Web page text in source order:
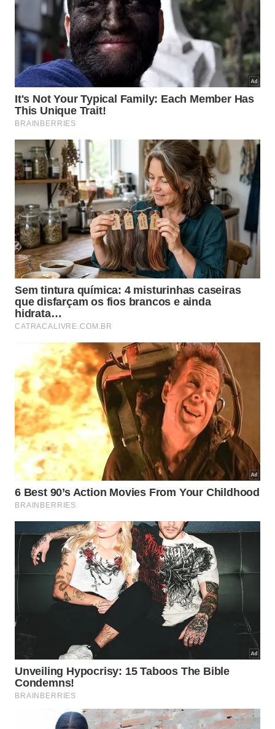
3) Faça pausas ativas para
descansar
Pausas curtas durante o dia podem parecer perda
de tempo, mas, na verdade, melhoram o
desempenho. Conforme a Time Hack Hero,
concentração em até 15%, especialmente em tarefas
cognitivamente exigentes. Esses intervalos ajudam a
aliviar o estresse e manter o foco.
4) Realize o uso consciente da
tecnologia
O uso excessivo de tecnologia e redes sociais pode
consumir muito tempo. Segundo a GlobalWebIndex,
o brasileiro passa, em média, 3 horas e 45 minutos
por dia nas redes sociais. Para evitar que isso
prejudique a produtividade, estabeleça horários
específicos para checar mensagens e se concentre
nas atividades prioritárias.
5) Delegue tarefas e aproveite o
trabalho em equipe
Delegar tarefas é uma maneira inteligente de
otimizar a gestão do tempo. Conforme a pesquisa
The State of the Workplace da Gallup, empresas
onde os líderes delegam com eficácia têm 33% mais
chance de serem mais lucrativas. Além de liberar
tempo para atividades estratégicas, a delegação
aumenta o engajamento da equipe.